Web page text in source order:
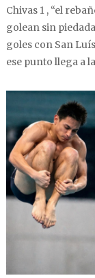
Chivas 1 , “el
golean sin
goles con San
ese punto llega a